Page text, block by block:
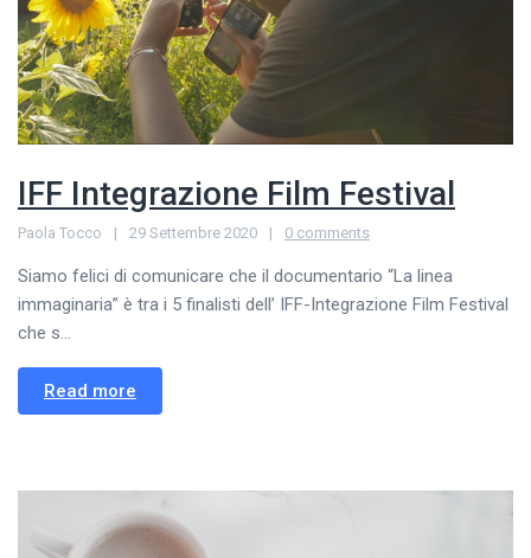
IFF Integrazione Film Festival
Paola Tocco 29 Settembre 2020 0 comments
Siamo felici di comunicare che il documentario “La linea
immaginaria” è tra i 5 finalisti dell’ IFF-Integrazione Film Festival
che s...
Read more